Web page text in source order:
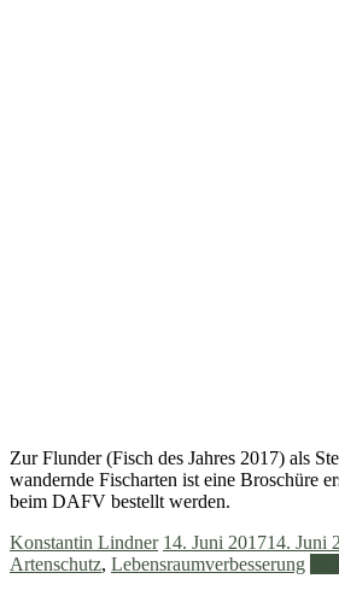
Zur Flunder (Fisch des Jahres 2017) als
wandernde Fischarten ist eine Broschüre
beim DAFV bestellt werden.
Konstantin Lindner 14. Juni 201714. Juni
Artenschutz, Lebensraumverbesserung